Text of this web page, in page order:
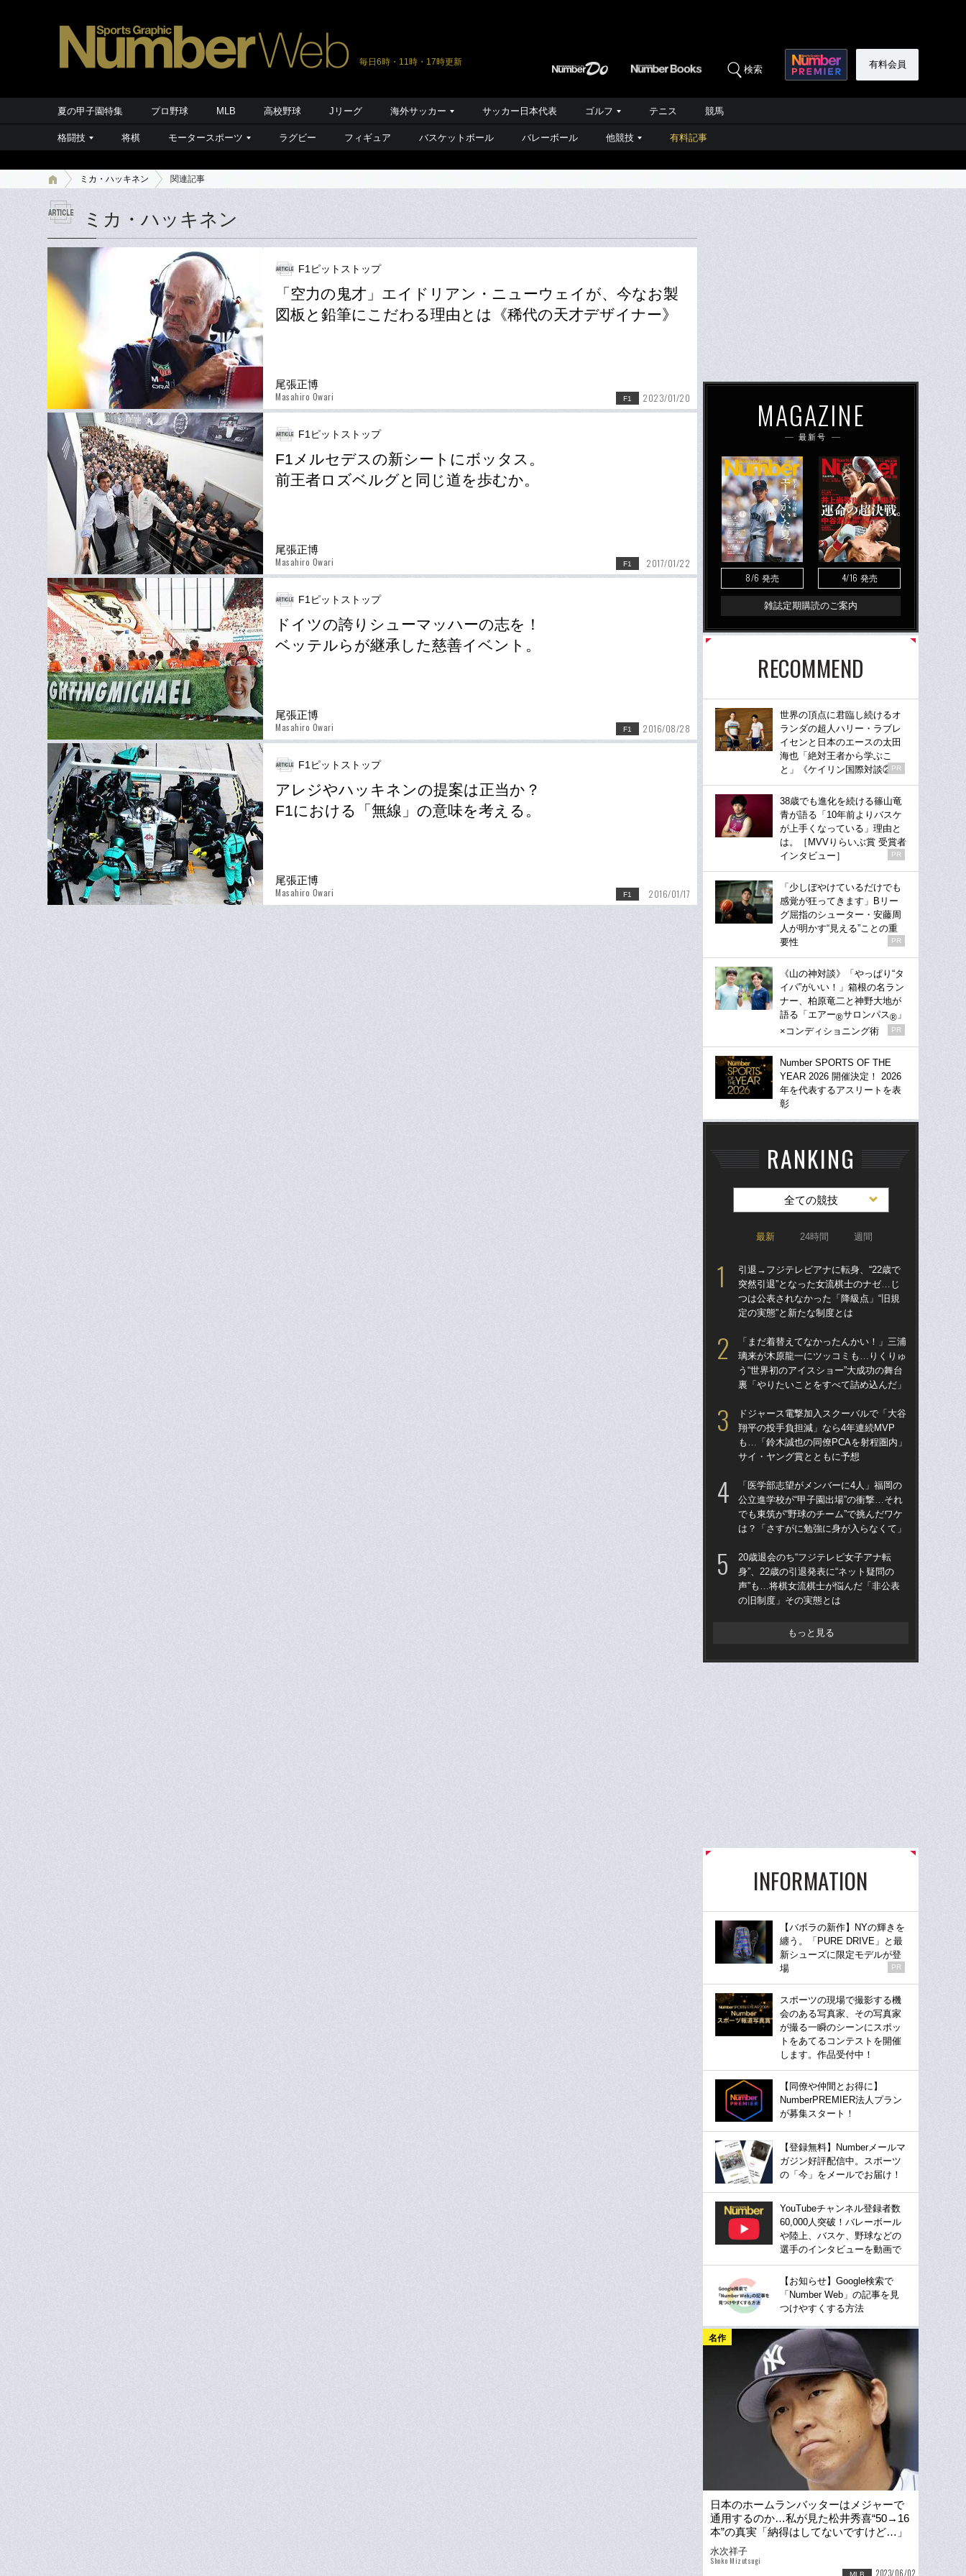
毎日6時・11時・17時更新
検索 有料会員
夏の甲子園特集 プロ野球 MLB 高校野球 Jリーグ 海外サッカー サッカー日本代表 ゴルフ テニス 競馬
格闘技 将棋 モータースポーツ ラグビー フィギュア バスケットボール バレーボール 他競技 有料記事
ミカ・ハッキネン 関連記事
ミカ・ハッキネン
F1ピットストップ
「空力の鬼才」エイドリアン・ニューウェイが、今なお製
図板と鉛筆にこだわる理由とは《稀代の天才デザイナー》
尾張正博
Masahiro Owari F1 2023/01/20
F1ピットストップ
F1メルセデスの新シートにボッタス。
前王者ロズベルグと同じ道を歩むか。
尾張正博
Masahiro Owari F1 2017/01/22
F1ピットストップ
ドイツの誇りシューマッハーの志を！
ベッテルらが継承した慈善イベント。
尾張正博
Masahiro Owari F1 2016/08/28
F1ピットストップ
アレジやハッキネンの提案は正当か？
F1における「無線」の意味を考える。
尾張正博
Masahiro Owari F1 2016/01/17
MAGAZINE
最新号
8/6 発売 4/16 発売
雑誌定期購読のご案内
RECOMMEND
世界の頂点に君臨し続けるオ
ランダの超人ハリー・ラブレ
イセンと日本のエースの太田
海也「絶対王者から学ぶこ
と」《ケイリン国際対談②》
PR
38歳でも進化を続ける篠山竜
青が語る「10年前よりバスケ
が上手くなっている」理由と
は。［MVVりらいぶ賞 受賞者
インタビュー］
PR
「少しぼやけているだけでも
感覚が狂ってきます」Bリー
グ屈指のシューター・安藤周
人が明かす“見える”ことの重
要性
PR
《山の神対談》「やっぱり“タ
イパ”がいい！」箱根の名ラン
ナー、柏原竜二と神野大地が
語る「エアー®サロンパス® 」
×コンディショニング術
PR
Number SPORTS OF THE
YEAR 2026 開催決定！ 2026
年を代表するアスリートを表
彰
RANKING
全ての競技
最新 24時間 週間
引退→フジテレビアナに転身、“22歳で
突然引退”となった女流棋士のナゼ…じ
つは公表されなかった「降級点」“旧規
定の実態”と新たな制度とは
「まだ着替えてなかったんかい！」三浦
璃来が木原龍一にツッコミも…りくりゅ
う“世界初のアイスショー”大成功の舞台
裏「やりたいことをすべて詰め込んだ」
ドジャース電撃加入スクーバルで「大谷
翔平の投手負担減」なら4年連続MVP
も…「鈴木誠也の同僚PCAを射程圏内」
サイ・ヤング賞とともに予想
「医学部志望がメンバーに4人」福岡の
公立進学校が“甲子園出場”の衝撃…それ
でも東筑が“野球のチーム”で挑んだワケ
は？「さすがに勉強に身が入らなくて」
20歳退会のち“フジテレビ女子アナ転
身”、22歳の引退発表に“ネット疑問の
声”も…将棋女流棋士が悩んだ「非公表
の旧制度」その実態とは
もっと見る
INFORMATION
【バボラの新作】NYの輝きを
纏う。「PURE DRIVE」と最
新シューズに限定モデルが登
場
PR
スポーツの現場で撮影する機
会のある写真家、その写真家
が撮る一瞬のシーンにスポッ
トをあてるコンテストを開催
します。作品受付中！
【同僚や仲間とお得に】
NumberPREMIER法人プラン
が募集スタート！
【登録無料】Numberメールマ
ガジン好評配信中。スポーツ
の「今」をメールでお届け！
YouTubeチャンネル登録者数
60,000人突破！バレーボール
や陸上、バスケ、野球などの
選手のインタビューを動画で
【お知らせ】Google検索で
「Number Web」の記事を見
つけやすくする方法
名作
日本のホームランバッターはメジャーで
通用するのか…私が見た松井秀喜“50→16
本”の真実「納得はしてないですけど…」
「自分を変えていく」
水次祥子
Shoko Mizutsugi
MLB 2023/06/02